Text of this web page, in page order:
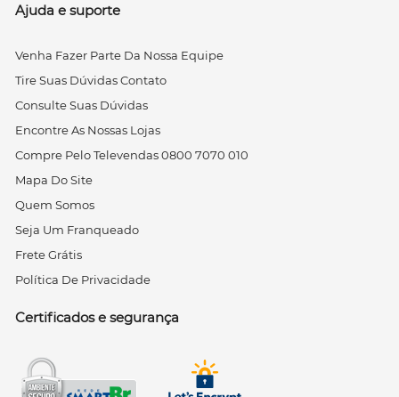
Ajuda e suporte
Venha Fazer Parte Da Nossa Equipe
Tire Suas Dúvidas Contato
Consulte Suas Dúvidas
Encontre As Nossas Lojas
Compre Pelo Televendas 0800 7070 010
Mapa Do Site
Quem Somos
Seja Um Franqueado
Frete Grátis
Política De Privacidade
Certificados e segurança